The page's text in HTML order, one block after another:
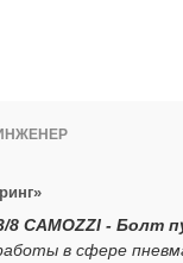
8 CAMOZZI - Болт
в сфере